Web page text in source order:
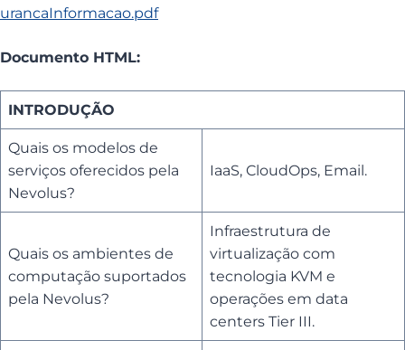
urancaInformacao.pdf
Documento HTML:
INTRODUÇÃO
Quais os modelos de
serviços oferecidos pela
Nevolus?
IaaS, CloudOps, Email.
Quais os ambientes de
computação suportados
pela Nevolus?
Infraestrutura de
virtualização com
tecnologia KVM e
operações em data
centers Tier III.